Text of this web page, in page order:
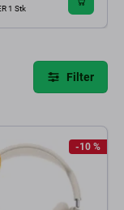
1 Stk
Filter
-10 %